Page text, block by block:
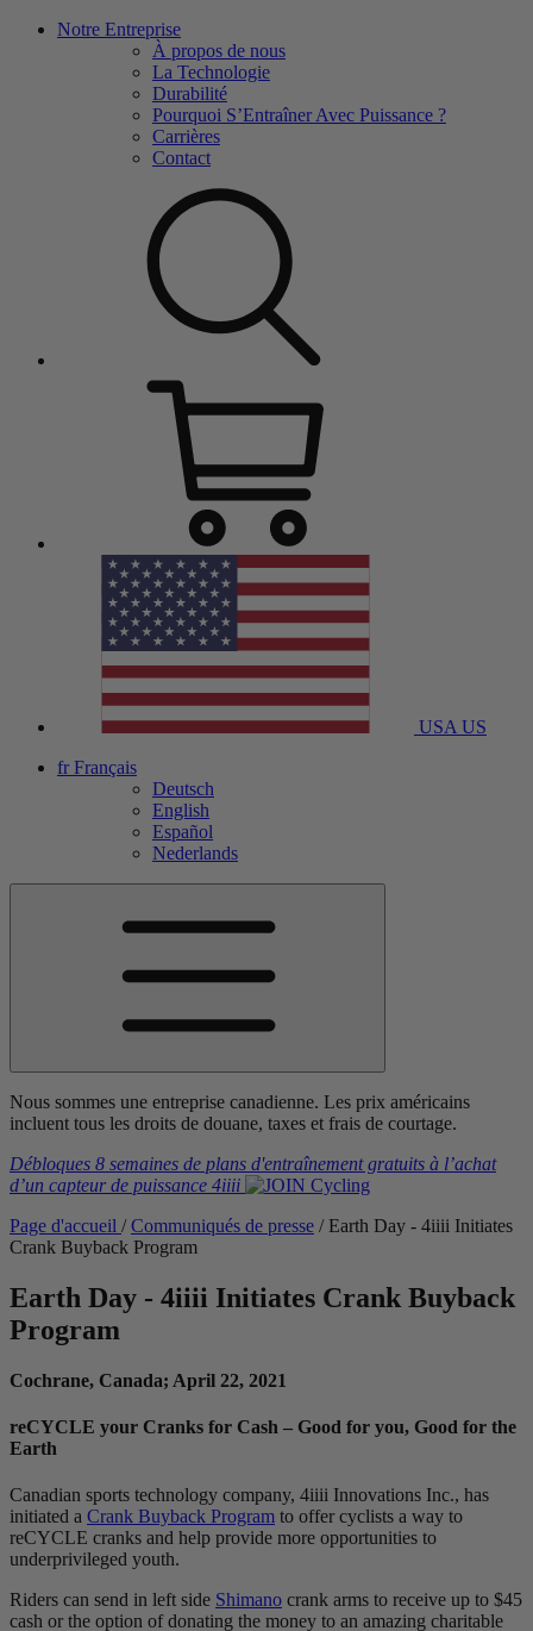
Notre Entreprise
À propos de nous
La Technologie
Durabilité
Pourquoi S’Entraîner Avec Puissance ?
Carrières
Contact
USA US
fr Français
Deutsch
English
Español
Nederlands
Nous sommes une entreprise canadienne. Les prix américains
incluent tous les droits de douane, taxes et frais de courtage.
Débloques 8 semaines de plans d'entraînement gratuits à l’achat
d’un capteur de puissance 4iiii
Page d'accueil / Communiqués de presse / Earth Day - 4iiii Initiates
Crank Buyback Program
Earth Day - 4iiii Initiates Crank Buyback
Program
Cochrane, Canada; April 22, 2021
reCYCLE your Cranks for Cash – Good for you, Good for the
Earth
Canadian sports technology company, 4iiii Innovations Inc., has
initiated a Crank Buyback Program to offer cyclists a way to
reCYCLE cranks and help provide more opportunities to
underprivileged youth.
Riders can send in left side Shimano crank arms to receive up to $45
​cash or the option of donating the money to an amazing charitable